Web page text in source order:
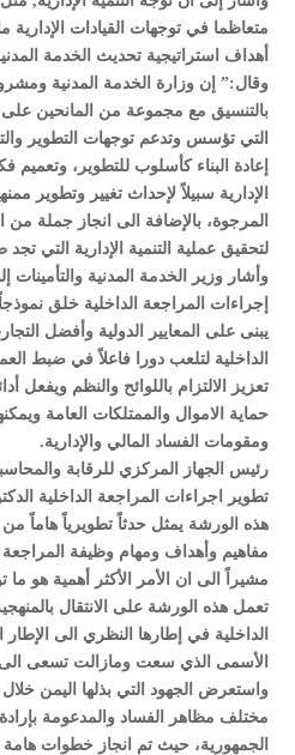
متعاظما في توجهات القيادات
أهداف استراتيجية تحديث الخدمة
وقال:” إن وزارة الخدمة المدنية
بالتنسيق مع مجموعة من المانحين على
التي تؤسس وتدعم توجهات التطوير
إعادة البناء كأسلوب للتطوير، وتعميم
الإدارية سبيلاً لإحداث تغيير وتطوير
المرجوة، بالإضافة الى انجاز جملة من
لتحقيق عملية التنمية الإدارية التي
وأشار وزير الخدمة المدنية والتأمينات
إجراءات المراجعة الداخلية خلق
يبنى على المعايير الدولية وأفضل
الداخلية لتلعب دورا فاعلاً في ضبط
تعزيز الالتزام باللوائح والنظم ويفعل
حماية الاموال والممتلكات العامة
ومقومات الفساد المالي والإدارية.
رئيس الجهاز المركزي للرقابة
تطوير اجراءات المراجعة الداخلية
هذه الورشة يمثل حدثاً تطويرياً هاماً
مفاهيم وأهداف ومهام وظيفة المراجعة
مشيراً الى ان الأمر الأكثر أهمية هو ما
تعمل هذه الورشة على الانتقال
الداخلية في إطارها النظري الى
الأسمى الذي سعت ومازالت تسعى الى
واستعرض الجهود التي بذلها اليمن خلال
مختلف مظاهر الفساد والمدعومة
الجمهورية، حيث تم انجاز خطوات